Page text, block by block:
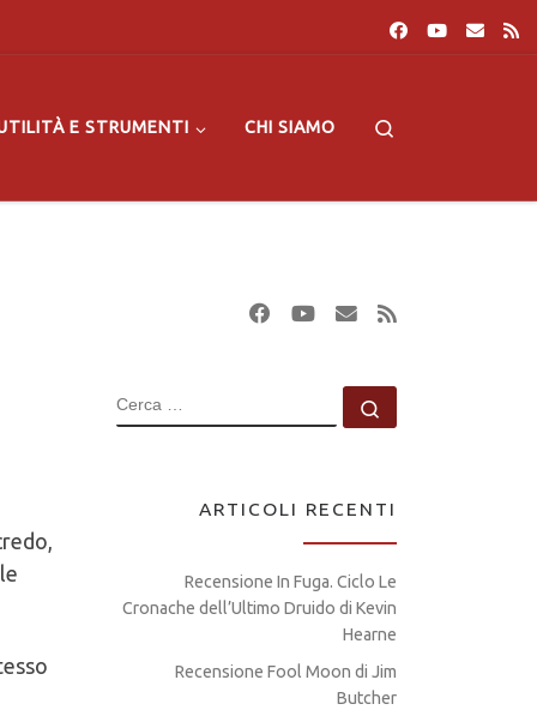
E STRUMENTI CHI SIAMO
CERCA
ARTICOLI RECENTI
Recensione In Fuga. Ciclo Le
Cronache dell’Ultimo Druido di Kevin
Hearne
Recensione Fool Moon di Jim
Butcher